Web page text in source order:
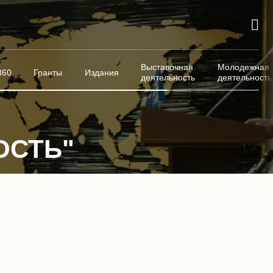
Гранты Издания
Выставочная
деятельность
Молодежная
деятельность